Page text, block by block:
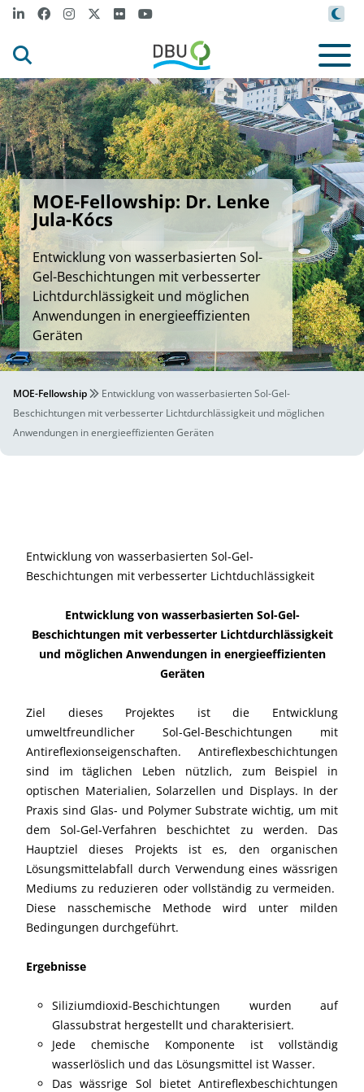
MOE-Fellowship: Dr. Lenke
Jula-Kócs
Entwicklung von wasserbasierten Sol-
Gel-Beschichtungen mit verbesserter
Lichtdurchlässigkeit und möglichen
Anwendungen in energieeffizienten
Geräten
MOE-Fellowship
Entwicklung von wasserbasierten Sol-Gel-
Beschichtungen mit verbesserter Lichtdurchlässigkeit und möglichen
Anwendungen in energieeffizienten Geräten
Entwicklung von wasserbasierten Sol-Gel-
Beschichtungen mit verbesserter Lichtduchlässigkeit
Entwicklung von wasserbasierten Sol-Gel-
Beschichtungen mit verbesserter Lichtdurchlässigkeit
und möglichen Anwendungen in energieeffizienten
Geräten
Ziel dieses Projektes ist die Entwicklung
umweltfreundlicher Sol-Gel-Beschichtungen mit
Antireflexionseigenschaften. Antireflexbeschichtungen
sind im täglichen Leben nützlich, zum Beispiel in
optischen Materialien, Solarzellen und Displays. In der
Praxis sind Glas- und Polymer Substrate wichtig, um mit
dem Sol-Gel-Verfahren beschichtet zu werden. Das
Hauptziel dieses Projekts ist es, den organischen
Lösungsmittelabfall durch Verwendung eines wässrigen
Mediums zu reduzieren oder vollständig zu vermeiden.
Diese nasschemische Methode wird unter milden
Bedingungen durchgeführt.
Ergebnisse
Siliziumdioxid-Beschichtungen wurden auf
Glassubstrat hergestellt und charakterisiert.
Jede chemische Komponente ist vollständig
wasserlöslich und das Lösungsmittel ist Wasser.
Das wässrige Sol bietet Antireflexbeschichtungen